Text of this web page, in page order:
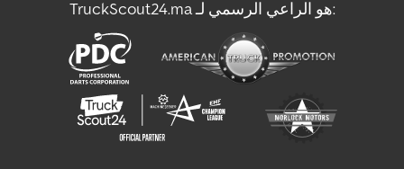
TruckScout24.ma هو الراعي الرسمي لـ: